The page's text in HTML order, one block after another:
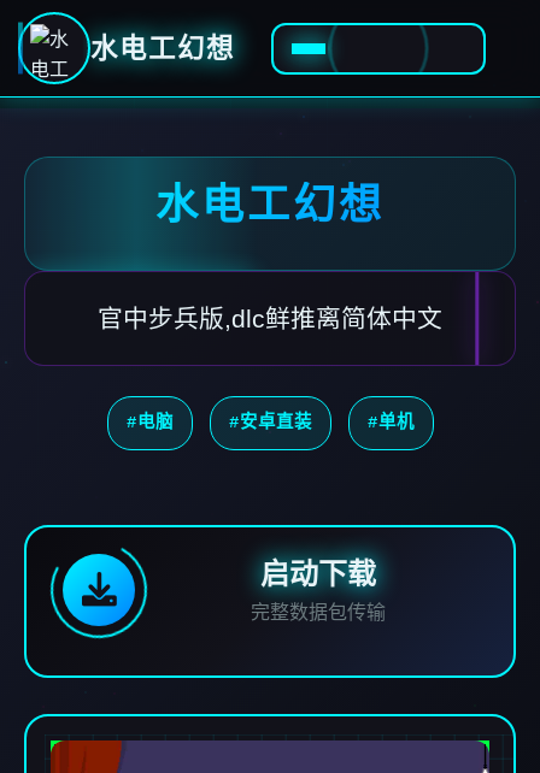
水电工幻想
水电工幻想
官中步兵版,dlc鲜推离简体中文
#电脑 #安卓直装 #单机
启动下载
完整数据包传输